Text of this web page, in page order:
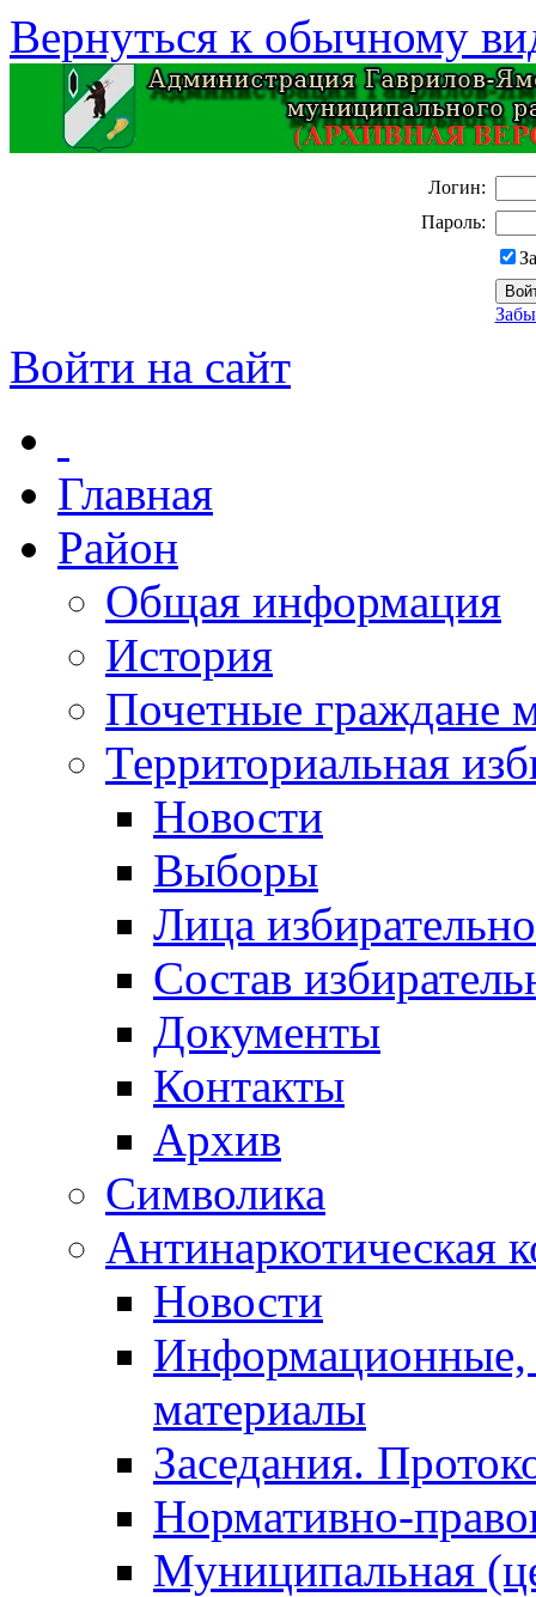
Вернуться к обычному
Логин:
Пароль:
Войти на сайт
Главная
Район
Общая информация
История
Почетные граждане
Территориальная
Новости
Выборы
Лица
Состав
Документы
Контакты
Архив
Символика
Антинаркотическая
Новости
Информационные,
материалы
Заседания.
Нормативно-
Муниципальная